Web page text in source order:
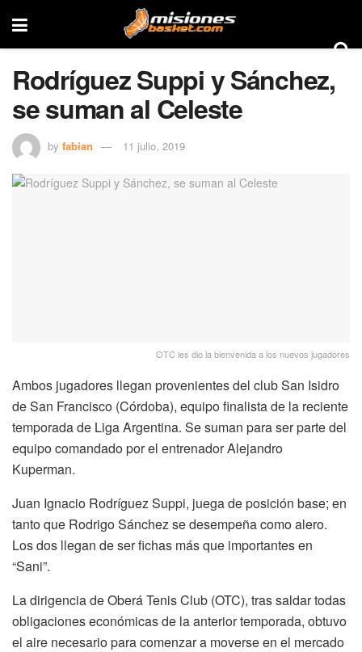
Rodríguez Suppi y Sánchez,
se suman al Celeste
by fabian 11 julio, 2019
OTC les dio la bienvenida a los nuevos jugadores
Ambos jugadores llegan provenientes del club San Isidro
de San Francisco (Córdoba), equipo finalista de la reciente
temporada de Liga Argentina. Se suman para ser parte del
equipo comandado por el entrenador Alejandro
Kuperman.
Juan Ignacio Rodríguez Suppi, juega de posición base; en
tanto que Rodrigo Sánchez se desempeña como alero.
Los dos llegan de ser fichas más que importantes en
“Sani”.
La dirigencia de Oberá Tenis Club (OTC), tras saldar todas
obligaciones económicas de la anterior temporada, obtuvo
el aire necesario para comenzar a moverse en el mercado